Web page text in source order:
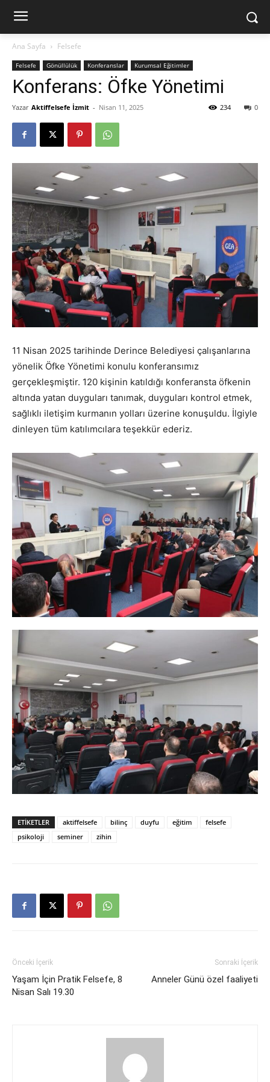
Ana Sayfa Felsefe
Felsefe Gönüllülük Konferanslar Kurumsal Eğitimler
Konferans: Öfke Yönetimi
Yazar Aktiffelsefe İzmit - Nisan 11, 2025 0
234
11 Nisan 2025 tarihinde Derince Belediyesi çalışanlarına
yönelik Öfke Yönetimi konulu konferansımız
gerçekleşmiştir. 120 kişinin katıldığı konferansta öfkenin
altında yatan duyguları tanımak, duyguları kontrol etmek,
sağlıklı iletişim kurmanın yolları üzerine konuşuldu. İlgiyle
dinleyen tüm katılımcılara teşekkür ederiz.
ETIKETLER aktiffelsefe bilinç duyfu eğitim
felsefe
psikoloji
seminer zihin
Önceki İçerik
Yaşam İçin Pratik Felsefe, 8
Nisan Salı 19.30
Sonraki İçerik
Anneler Günü özel faaliyeti